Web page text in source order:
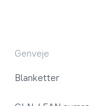
Genveje
Blanketter